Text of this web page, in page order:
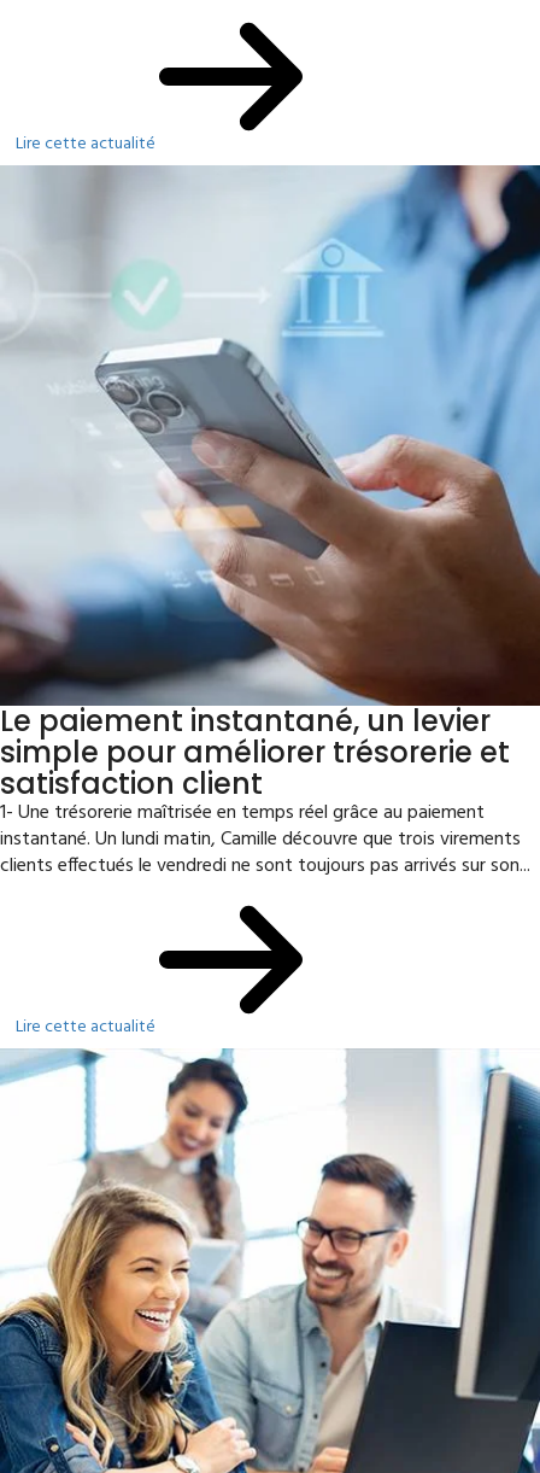
Lire cette actualité
Le paiement instantané, un levier
simple pour améliorer trésorerie et
satisfaction client
1- Une trésorerie maîtrisée en temps réel grâce au paiement
instantané. Un lundi matin, Camille découvre que trois virements
clients effectués le vendredi ne sont toujours pas arrivés sur son...
Lire cette actualité